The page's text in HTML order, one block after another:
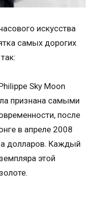
искусства
самых дорогих
Sky Moon
признана самыми
после
в апреле 2008
долларов. Каждый
этой